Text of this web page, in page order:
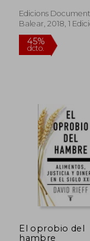
45%
dcto.
Casasnovas Camps
Edicions
Balear, 2018, 1
Tapa Blanda, Nuevo
El oprobio del
hambre